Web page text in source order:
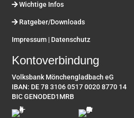
Wichtige Infos
Ratgeber/Downloads
Impressum | Datenschutz
Kontoverbindung
Volksbank Mönchengladbach eG
IBAN: DE 78 3106 0517 0020 8770 14
BIC GENODED1MRB